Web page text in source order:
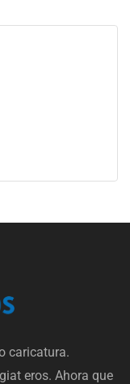
caricatura.
eros. Ahora que